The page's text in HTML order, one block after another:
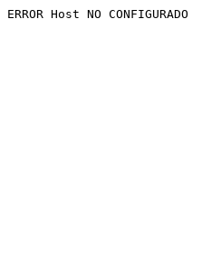
ERROR Host NO CONFIGURADO